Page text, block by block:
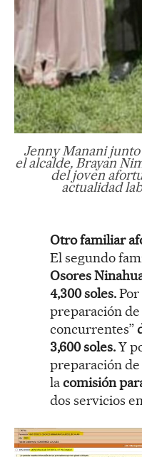
Jenny Manani
el alcalde, Brayan
del joven
actualidad
Otro familiar
El segundo
Osores
4,300 soles.
preparación
concurrentes”
3,600 soles.Y
preparación
lacomisión
dos servicios